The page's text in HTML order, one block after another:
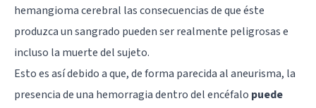
hemangioma cerebral las consecuencias de que éste
produzca un sangrado pueden ser realmente peligrosas e
incluso la muerte del sujeto.
Esto es así debido a que, de forma parecida alaneurisma, la
presencia de una hemorragia dentro del encéfalo puede